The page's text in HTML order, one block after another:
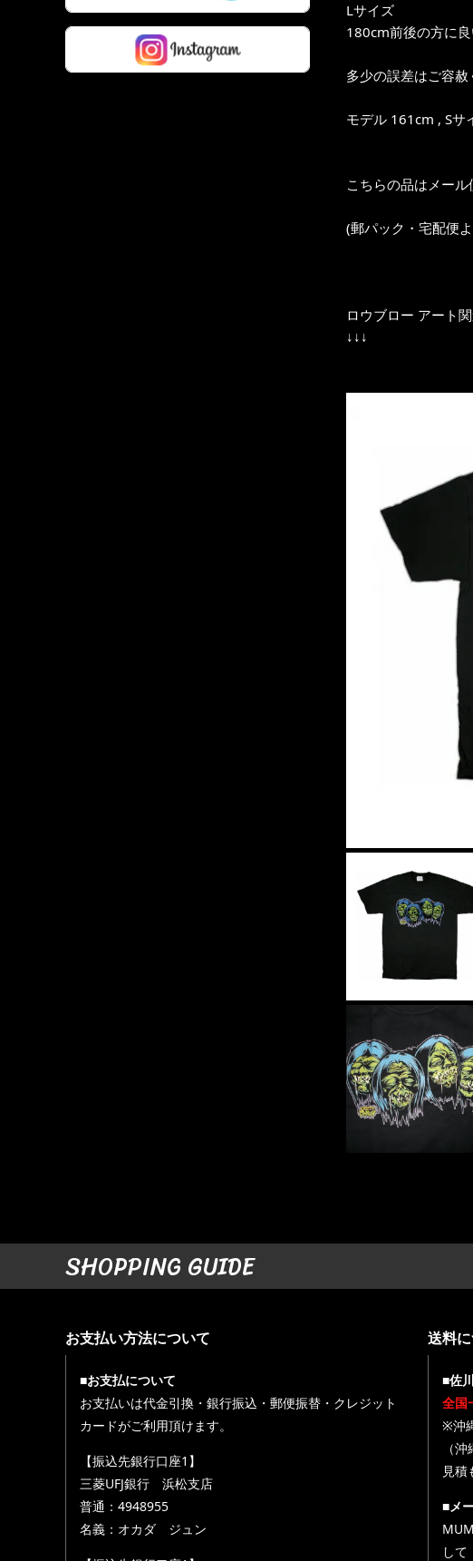
Lサイズ
180cm前後の方に
多少の誤差はご容赦
モデル 161cm , Sサ
こちらの品はメール
(郵パック・宅配便
ロウブロー アート
↓↓↓
SHOPPING GUIDE
お支払い方法について
■お支払について
お支払いは代金引換・銀行振込・郵便振替・クレジット
カードがご利用頂けます。
【振込先銀行口座1】
三菱UFJ銀行 浜松支店
普通：4948955
名義：オカダ ジュン
送料
■佐
全国
※沖
（
見積
■メ
して